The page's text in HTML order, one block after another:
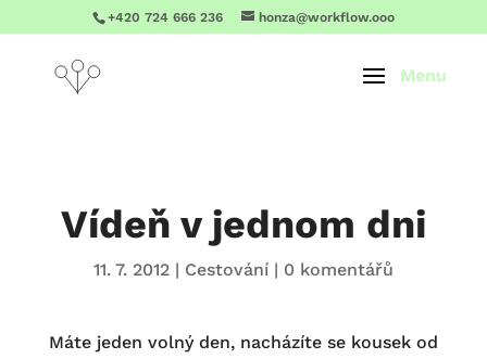
+420 724 666 236 honza@workflow.ooo
Vídeň v jednom dni
11. 7. 2012| Cestování| 0 komentářů
Máte jeden volný den, nacházíte se kousek od